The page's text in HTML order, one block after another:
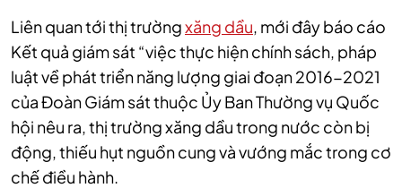
Liên quan tới thị trườngxăng dầu, mới đây báo cáo
Kết quả giám sát “việc thực hiện chính sách, pháp
luật về phát triển năng lượng giai đoạn 2016-2021
của Đoàn Giám sát thuộc Ủy Ban Thường vụ Quốc
hội nêu ra, thị trường xăng dầu trong nước còn bị
động, thiếu hụt nguồn cung và vướng mắc trong cơ
chế điều hành.